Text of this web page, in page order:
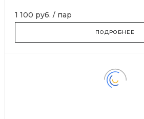
1 100 руб. / пар
ПОДРОБНЕЕ